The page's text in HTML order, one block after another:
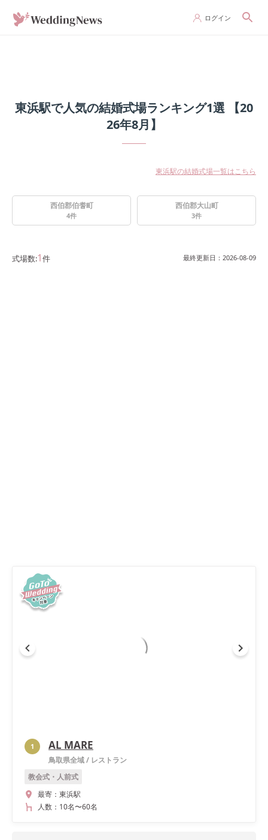
ログイン
東浜駅で人気の結婚式場ランキング1選 【20
26年8月】
東浜駅の結婚式場一覧はこちら
西伯郡伯耆町
4件
西伯郡大山町
3件
式場数:1件 最終更新日： 2026-08-09
1
鳥取県全域/ レストラン
AL MARE
教会式・人前式
最寄： 東浜駅
人数： 10名〜60名